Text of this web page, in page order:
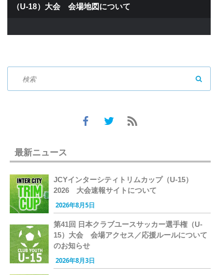
（U-18）大会 会場地図について
最新ニュース
JCYインターシティトリムカップ（U-15）
2026 大会速報サイトについて
2026年8月5日
第41回 日本クラブユースサッカー選手権（U-
15）大会 会場アクセス／応援ルールについて
のお知らせ
2026年8月3日